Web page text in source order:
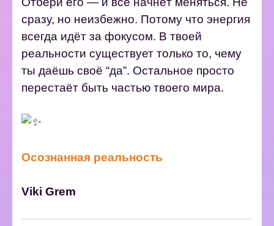
сразу, но неизбежно. Потому что энергия
всегда идёт за фокусом. В твоей
реальности существует только то, чему
ты даёшь своё “да”. Остальное просто
перестаёт быть частью твоего мира.
Осознанная реальность
Viki Grеm